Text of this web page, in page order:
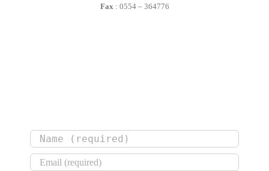
Fax: 0554 – 364776